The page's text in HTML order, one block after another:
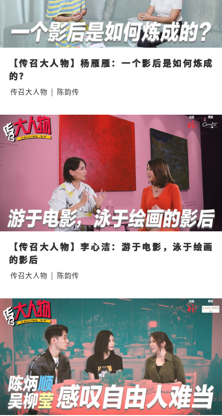
【传召大人物】杨雁雁：一个影后是如何炼成
的？
传召大人物 | 陈韵传
【传召大人物】李心洁：游于电影，泳于绘画
的影后
传召大人物 | 陈韵传